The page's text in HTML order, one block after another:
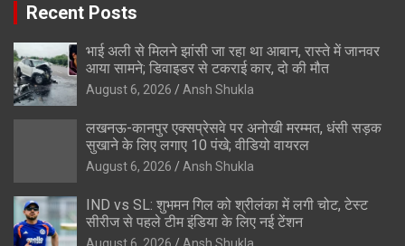
Recent Posts
भाई अली से मिलने झांसी जा रहा था आबान, रास्ते में जानवर
आया सामने; डिवाइडर से टकराई कार, दो की मौत
August 6, 2026 Ansh Shukla
लखनऊ-कानपुर एक्सप्रेसवे पर अनोखी मरम्मत, धंसी सड़क
सुखाने के लिए लगाए 10 पंखे; वीडियो वायरल
August 6, 2026 Ansh Shukla
IND vs SL: शुभमन गिल को श्रीलंका में लगी चोट, टेस्ट
सीरीज से पहले टीम इंडिया के लिए नई टेंशन
August 6, 2026 Ansh Shukla